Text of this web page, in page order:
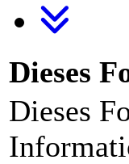
Dieses
Dieses